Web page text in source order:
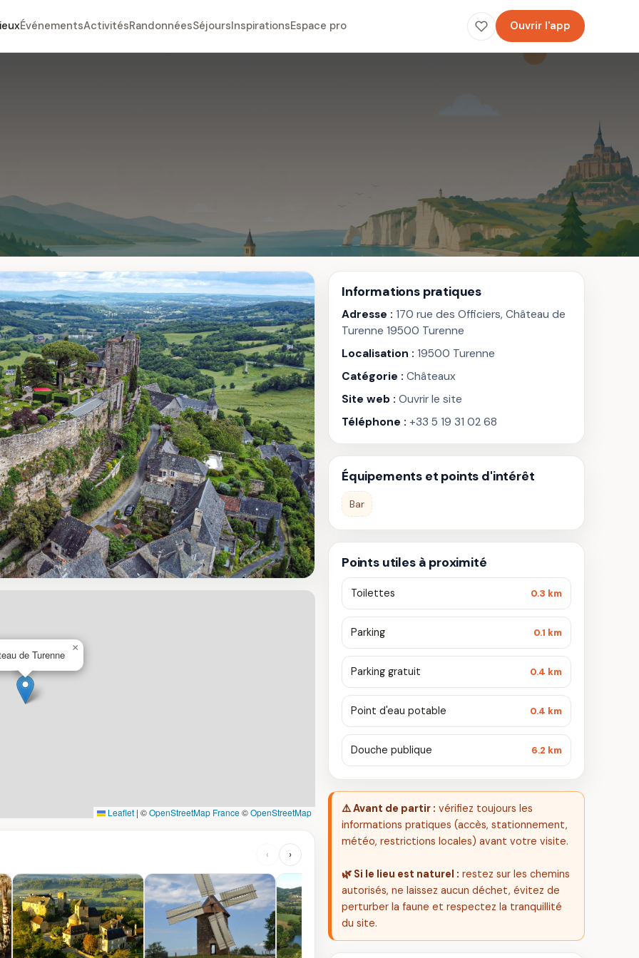
ÉvénementsActivitésRandonnéesSéjoursInspirationsEspace pro Ouvrir l'app
de Turenne
×
Leaflet | ©OpenStreetMap France©OpenStreetMap
‹ ›
Informations pratiques
Adresse : 170 rue des Officiers, Château de
Turenne 19500 Turenne
Localisation : 19500 Turenne
Catégorie : Châteaux
Site web : Ouvrir le site
Téléphone : +33 5 19 31 02 68
Équipements et points d'intérêt
Bar
Points utiles à proximité
Toilettes 0.3 km
Parking 0.1 km
Parking gratuit 0.4 km
Point d'eau potable 0.4 km
Douche publique 6.2 km
⚠️ Avant de partir : vérifiez toujours les
informations pratiques (accès, stationnement,
météo, restrictions locales) avant votre visite.
🌿 Si le lieu est naturel : restez sur les chemins
autorisés, ne laissez aucun déchet, évitez de
perturber la faune et respectez la tranquillité
du site.